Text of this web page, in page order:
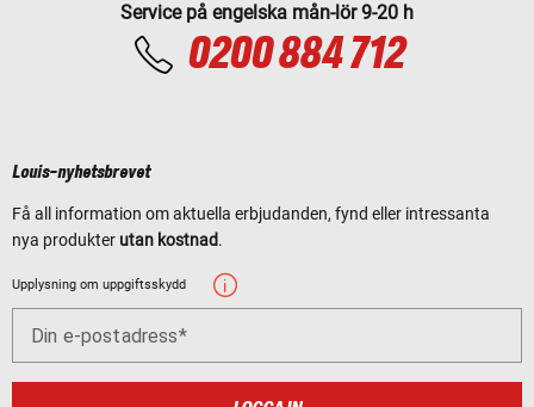
Service på engelska mån-lör 9-20 h
0200 884 712
Louis-nyhetsbrevet
Få all information om aktuella erbjudanden, fynd eller intressanta
nya produkter utan kostnad.
Upplysning om uppgiftsskydd
Din e-postadress